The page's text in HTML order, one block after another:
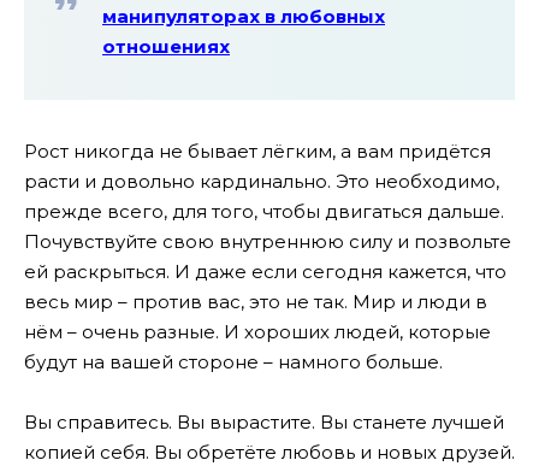
манипуляторах в любовных
отношениях
Рост никогда не бывает лёгким, а вам придётся
расти и довольно кардинально. Это необходимо,
прежде всего, для того, чтобы двигаться дальше.
Почувствуйте свою внутреннюю силу и позвольте
ей раскрыться. И даже если сегодня кажется, что
весь мир – против вас, это не так. Мир и люди в
нём – очень разные. И хороших людей, которые
будут на вашей стороне – намного больше.
Вы справитесь. Вы вырастите. Вы станете лучшей
копией себя. Вы обретёте любовь и новых друзей.